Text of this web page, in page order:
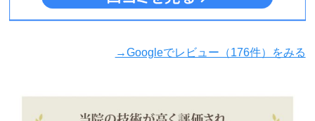
→Googleでレビュー（176件）をみる